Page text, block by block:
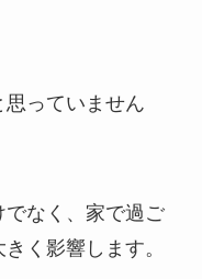
思っていません
なく、家で過ご
く影響します。